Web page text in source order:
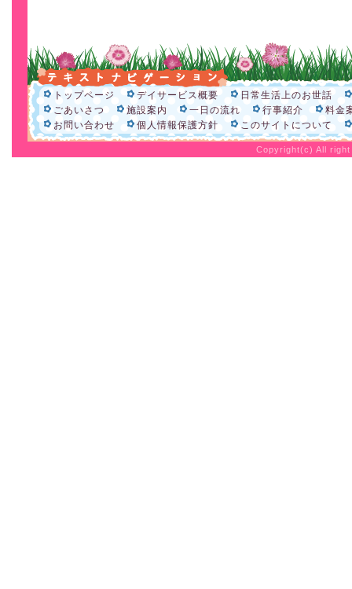
トップページ デイサービス概要
日常生活上のお世話
ごあいさつ
施設案内 一日の流れ 行事紹介
料金
お問い合わせ
個人情報保護方針 このサイトについて
Copyright(c) All